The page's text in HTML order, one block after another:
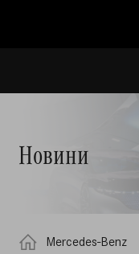
Новини
Mercedes-Benz